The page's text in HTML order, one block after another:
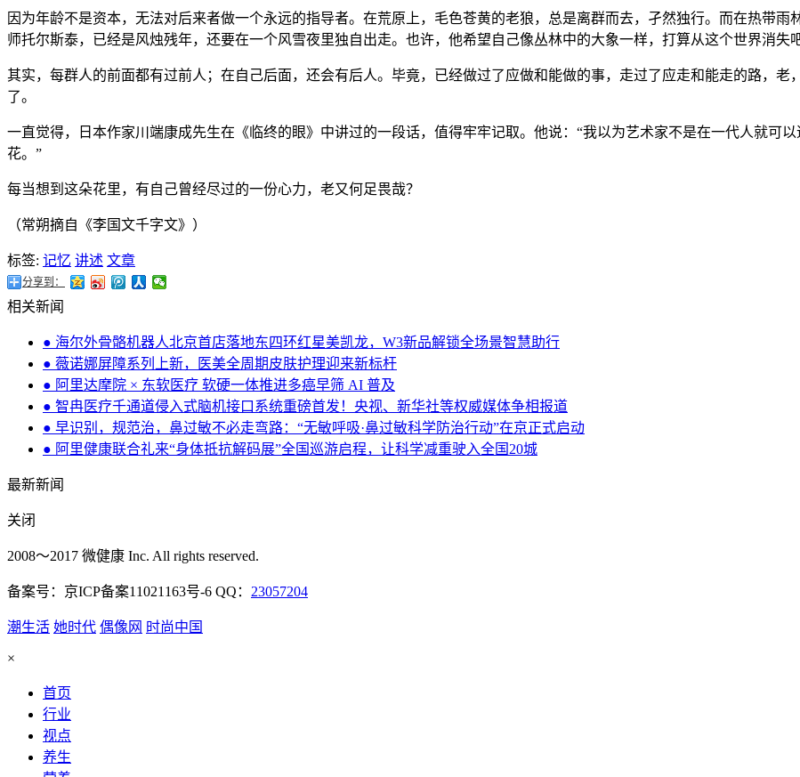
因为年龄不是资本，无法对后来者做一个永远的指导者。在荒原上，毛色苍黄的老狼，总是离群而去，孑然独行。而在热带
师托尔斯泰，已经是风烛残年，还要在一个风雪夜里独自出走。也许，他希望自己像丛林中的大象一样，打算从这个世界消失
其实，每群人的前面都有过前人；在自己后面，还会有后人。毕竟，已经做过了应做和能做的事，走过了应走和能走的路，
了。
一直觉得，日本作家川端康成先生在《临终的眼》中讲过的一段话，值得牢牢记取。他说：“我以为艺术家不是在一代人就可
花。”
每当想到这朵花里，有自己曾经尽过的一份心力，老又何足畏哉？
（常朔摘自《李国文千字文》）
标签: 记忆 讲述 文章
分享到：
相关新闻
● 海尔外骨骼机器人北京首店落地东四环红星美凯龙，W3新品解锁全场景智慧助行
● 薇诺娜屏障系列上新，医美全周期皮肤护理迎来新标杆
● 阿里达摩院 × 东软医疗 软硬一体推进多癌早筛 AI 普及
● 智冉医疗千通道侵入式脑机接口系统重磅首发！央视、新华社等权威媒体争相报道
● 早识别，规范治，鼻过敏不必走弯路：“无敏呼吸·鼻过敏科学防治行动”在京正式启动
● 阿里健康联合礼来“身体抵抗解码展”全国巡游启程，让科学减重驶入全国20城
最新新闻
关闭
2008～2017 微健康 Inc. All rights reserved.
备案号：京ICP备案11021163号-6 QQ： 23057204
潮生活 她时代 偶像网 时尚中国
×
首页
行业
视点
养生